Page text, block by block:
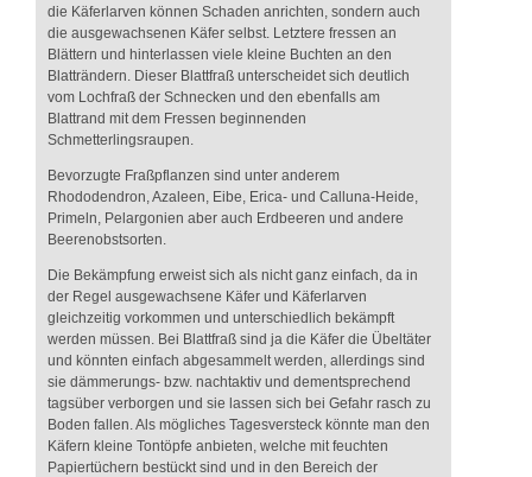
die Käferlarven können Schaden anrichten, sondern auch
die ausgewachsenen Käfer selbst. Letztere fressen an
Blättern und hinterlassen viele kleine Buchten an den
Blatträndern. Dieser Blattfraß unterscheidet sich deutlich
vom Lochfraß der Schnecken und den ebenfalls am
Blattrand mit dem Fressen beginnenden
Schmetterlingsraupen.
Bevorzugte Fraßpflanzen sind unter anderem
Rhododendron, Azaleen, Eibe, Erica- und Calluna-Heide,
Primeln, Pelargonien aber auch Erdbeeren und andere
Beerenobstsorten.
Die Bekämpfung erweist sich als nicht ganz einfach, da in
der Regel ausgewachsene Käfer und Käferlarven
gleichzeitig vorkommen und unterschiedlich bekämpft
werden müssen. Bei Blattfraß sind ja die Käfer die Übeltäter
und könnten einfach abgesammelt werden, allerdings sind
sie dämmerungs- bzw. nachtaktiv und dementsprechend
tagsüber verborgen und sie lassen sich bei Gefahr rasch zu
Boden fallen. Als mögliches Tagesversteck könnte man den
Käfern kleine Tontöpfe anbieten, welche mit feuchten
Papiertüchern bestückt sind und in den Bereich der